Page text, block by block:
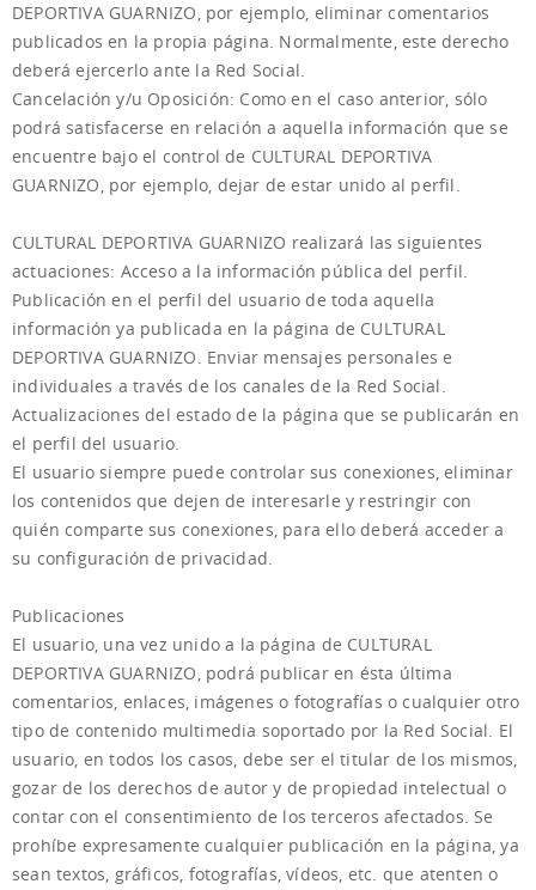
DEPORTIVA GUARNIZO, por ejemplo, eliminar comentarios
publicados en la propia página. Normalmente, este derecho
deberá ejercerlo ante la Red Social.
Cancelación y/u Oposición: Como en el caso anterior, sólo
podrá satisfacerse en relación a aquella información que se
encuentre bajo el control de CULTURAL DEPORTIVA
GUARNIZO, por ejemplo, dejar de estar unido al perfil.
CULTURAL DEPORTIVA GUARNIZO realizará las siguientes
actuaciones: Acceso a la información pública del perfil.
Publicación en el perfil del usuario de toda aquella
información ya publicada en la página de CULTURAL
DEPORTIVA GUARNIZO. Enviar mensajes personales e
individuales a través de los canales de la Red Social.
Actualizaciones del estado de la página que se publicarán en
el perfil del usuario.
El usuario siempre puede controlar sus conexiones, eliminar
los contenidos que dejen de interesarle y restringir con
quién comparte sus conexiones, para ello deberá acceder a
su configuración de privacidad.
Publicaciones
El usuario, una vez unido a la página de CULTURAL
DEPORTIVA GUARNIZO, podrá publicar en ésta última
comentarios, enlaces, imágenes o fotografías o cualquier otro
tipo de contenido multimedia soportado por la Red Social. El
usuario, en todos los casos, debe ser el titular de los mismos,
gozar de los derechos de autor y de propiedad intelectual o
contar con el consentimiento de los terceros afectados. Se
prohíbe expresamente cualquier publicación en la página, ya
sean textos, gráficos, fotografías, vídeos, etc. que atenten o